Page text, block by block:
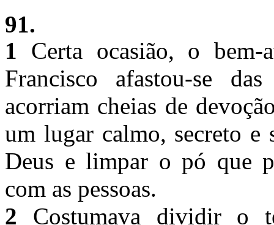
91.
1 Certa ocasião, o bem-
Francisco afastou-se
acorriam cheias de
um lugar calmo, secreto e
Deus e limpar o pó que
com as pessoas.
2 Costumava dividir o